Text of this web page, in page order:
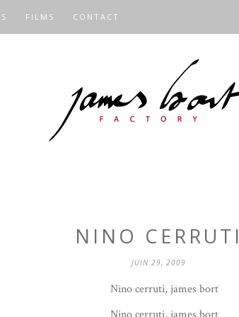
FILMS CONTACT
NINO CERRUTI
JUIN 29, 2009